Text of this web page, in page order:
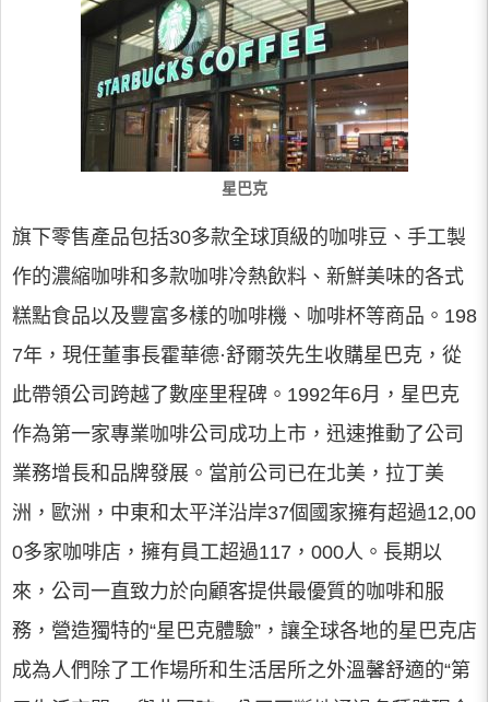
星巴克
旗下零售產品包括30多款全球頂級的咖啡豆、手工製
作的濃縮咖啡和多款咖啡冷熱飲料、新鮮美味的各式
糕點食品以及豐富多樣的咖啡機、咖啡杯等商品。198
7年，現任董事長霍華德·舒爾茨先生收購星巴克，從
此帶領公司跨越了數座里程碑。1992年6月，星巴克
作為第一家專業咖啡公司成功上市，迅速推動了公司
業務增長和品牌發展。當前公司已在北美，拉丁美
洲，歐洲，中東和太平洋沿岸37個國家擁有超過12,00
0多家咖啡店，擁有員工超過117，000人。長期以
來，公司一直致力於向顧客提供最優質的咖啡和服
務，營造獨特的“星巴克體驗”，讓全球各地的星巴克店
成為人們除了工作場所和生活居所之外溫馨舒適的“第